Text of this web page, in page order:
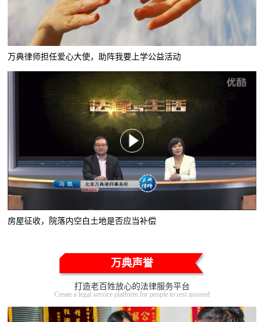
万典律师担任爱心大使，助阵我要上学公益活动
房屋征收，院落内空白土地是否应当补偿
万典声誉
打造老百姓放心的法律服务平台
Create a legal service platform for people to rest assured